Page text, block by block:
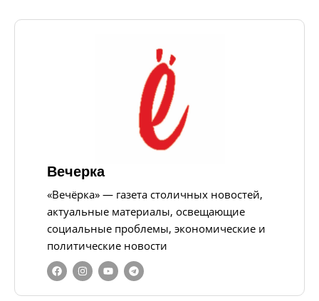
Вечерка
«Вечёрка» — газета столичных новостей,
актуальные материалы, освещающие
социальные проблемы, экономические и
политические новости